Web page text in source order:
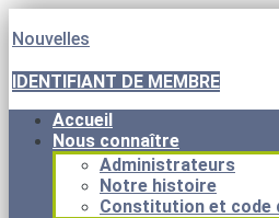
Nouvelles
IDENTIFIANT DE MEMBRE
Accueil
Nous connaître
Administrateurs
Notre histoire
Constitution et code